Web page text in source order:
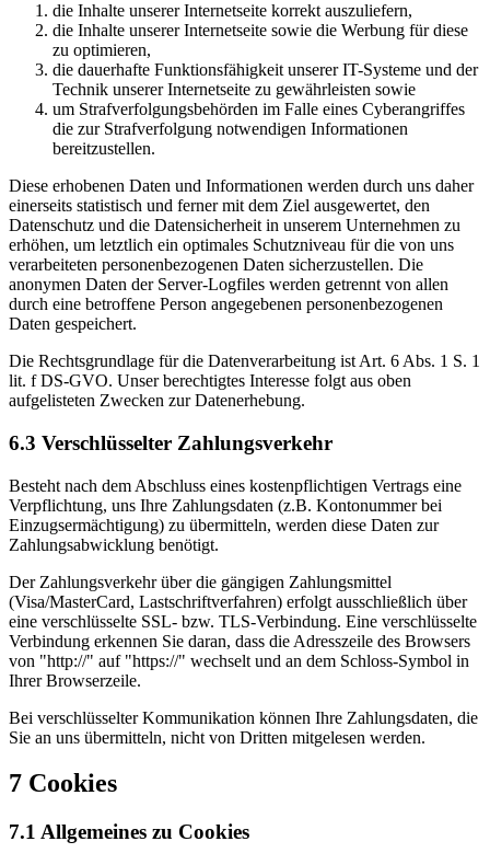
die Inhalte unserer Internetseite korrekt auszuliefern,
die Inhalte unserer Internetseite sowie die Werbung für diese
zu optimieren,
die dauerhafte Funktionsfähigkeit unserer IT-Systeme und der
Technik unserer Internetseite zu gewährleisten sowie
um Strafverfolgungsbehörden im Falle eines Cyberangriffes
die zur Strafverfolgung notwendigen Informationen
bereitzustellen.
Diese erhobenen Daten und Informationen werden durch uns daher
einerseits statistisch und ferner mit dem Ziel ausgewertet, den
Datenschutz und die Datensicherheit in unserem Unternehmen zu
erhöhen, um letztlich ein optimales Schutzniveau für die von uns
verarbeiteten personenbezogenen Daten sicherzustellen. Die
anonymen Daten der Server-Logfiles werden getrennt von allen
durch eine betroffene Person angegebenen personenbezogenen
Daten gespeichert.
Die Rechtsgrundlage für die Datenverarbeitung ist Art. 6 Abs. 1 S. 1
lit. f DS-GVO. Unser berechtigtes Interesse folgt aus oben
aufgelisteten Zwecken zur Datenerhebung.
6.3 Verschlüsselter Zahlungsverkehr
Besteht nach dem Abschluss eines kostenpflichtigen Vertrags eine
Verpflichtung, uns Ihre Zahlungsdaten (z.B. Kontonummer bei
Einzugsermächtigung) zu übermitteln, werden diese Daten zur
Zahlungsabwicklung benötigt.
Der Zahlungsverkehr über die gängigen Zahlungsmittel
(Visa/MasterCard, Lastschriftverfahren) erfolgt ausschließlich über
eine verschlüsselte SSL- bzw. TLS-Verbindung. Eine verschlüsselte
Verbindung erkennen Sie daran, dass die Adresszeile des Browsers
von "http://" auf "https://" wechselt und an dem Schloss-Symbol in
Ihrer Browserzeile.
Bei verschlüsselter Kommunikation können Ihre Zahlungsdaten, die
Sie an uns übermitteln, nicht von Dritten mitgelesen werden.
7 Cookies
7.1 Allgemeines zu Cookies